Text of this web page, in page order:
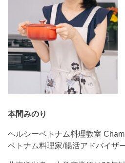
本間みのり
ヘルシーベトナム料理教室
ベトナム料理家/腸活アドバイザ